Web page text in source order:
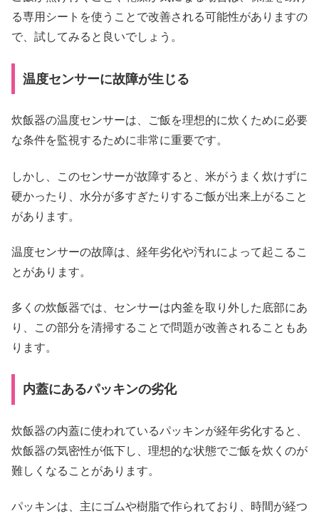
る専用シートを使うことで改善される可能性がありますの
で、試してみると良いでしょう。
温度センサーに故障が生じる
炊飯器の温度センサーは、ご飯を理想的に炊くために必要
な条件を監視するために非常に重要です。
しかし、このセンサーが故障すると、米がうまく炊けずに
硬かったり、水分が多すぎたりするご飯が出来上がること
があります。
温度センサーの故障は、経年劣化や汚れによって起こるこ
とがあります。
多くの炊飯器では、センサーは内釜を取り外した底部にあ
り、この部分を清掃することで問題が改善されることもあ
ります。
内蓋にあるパッキンの劣化
炊飯器の内蓋に使われているパッキンが経年劣化すると、
炊飯器の気密性が低下し、理想的な状態でご飯を炊くのが
難しくなることがあります。
パッキンは、主にゴムや樹脂で作られており、時間が経つ